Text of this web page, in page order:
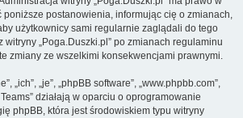
postanowienia, informując cię o zmianach,
użytkownicy sami regularnie zaglądali do tego
„Poga.Duszki.pl” po zmianach regulaminu
zmiany ze wszelkimi konsekwencjami prawnymi.
„ich”, „je”, „phpBB software”, „www.phpbb.com”,
działają w oparciu o oprogramowanie
phpBB, która jest środowiskiem typu witryny